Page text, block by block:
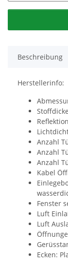
Beschreibung
Herstellerinfo:
Anzahl
Anzahl
Anzahl
Kabel
Fenster
Luft
Luft
Ecken: